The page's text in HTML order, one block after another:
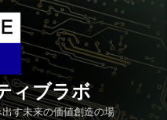
ィブラボ
す未来の価値創造の場